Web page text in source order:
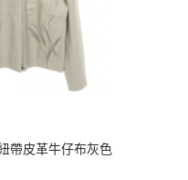
帶皮革牛仔布灰色